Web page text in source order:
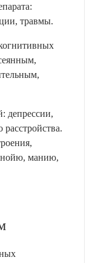
травмы.
депрессии,
манию,